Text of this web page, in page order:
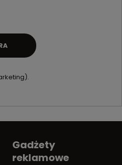
Gadżety
reklamowe